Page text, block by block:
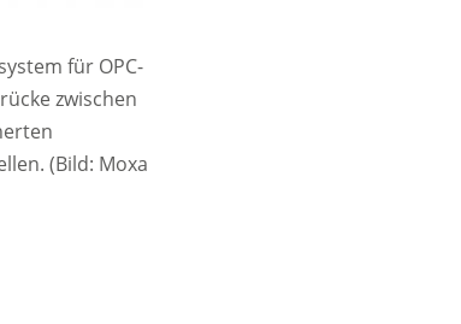
für OPC-
zwischen
(Bild: Moxa